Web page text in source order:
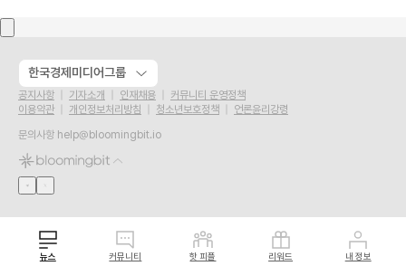
한국경제미디어그룹
공지사항 기자소개 인재채용
커뮤니티 운영정책
이용약관
개인정보처리방침 청소년보호정책
언론윤리강령
문의사항 help@bloomingbit.io
뉴스 커뮤니티 핫 피플 리워드 내 정보